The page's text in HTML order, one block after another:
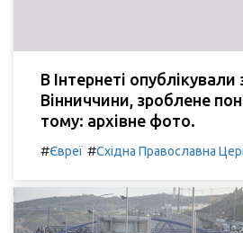
В Інтернеті
Вінниччини, зроблене
тому: архівне фото.
#Євреї #Східна Православна